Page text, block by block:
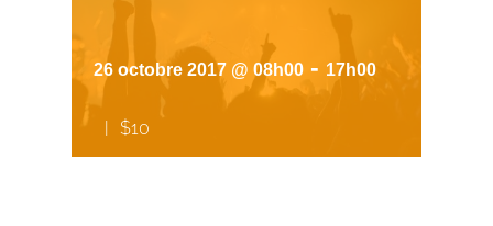
26 octobre 2017 @ 08h00 - 17h00
| $10